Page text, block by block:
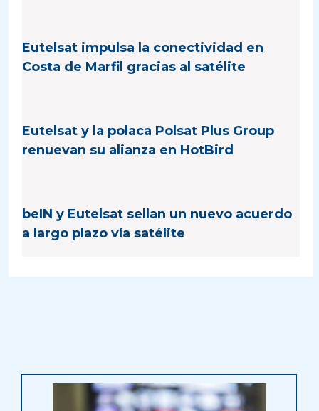
Eutelsat impulsa la conectividad en
Costa de Marfil gracias al satélite
Eutelsat y la polaca Polsat Plus Group
renuevan su alianza en HotBird
beIN y Eutelsat sellan un nuevo acuerdo
a largo plazo vía satélite